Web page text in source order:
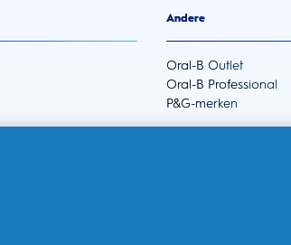
Andere
Oral-B Outlet
Oral-B Professional
P&G-merken